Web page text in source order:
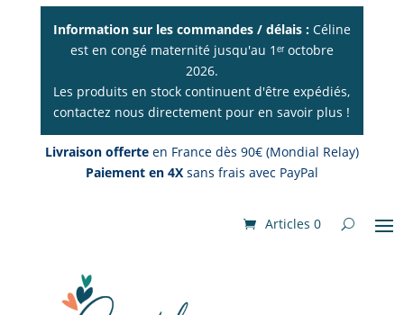
Information sur les commandes / délais : Céline
est en congé maternité jusqu'au 1ᵉʳ octobre
2026.
Les produits en stock continuent d'être expédiés,
contactez nous directement pour en savoir plus !
Livraison offerte en France dès 90€ (Mondial Relay)
Paiement en 4X sans frais avec PayPal
Articles 0